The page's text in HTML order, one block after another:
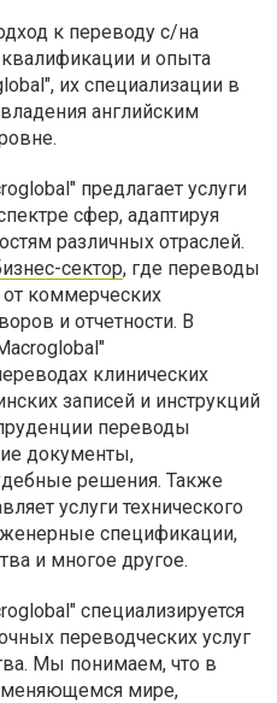
к переводу с/на
и опыта
их специализации в
английским
предлагает услуги
сфер, адаптируя
различных отраслей.
сектор, где переводы
коммерческих
и отчетности. В
клинических
записей и инструкций
переводы
документы,
решения. Также
услуги технического
спецификации,
и многое другое.
специализируется
переводческих услуг
Мы понимаем, что в
мире,